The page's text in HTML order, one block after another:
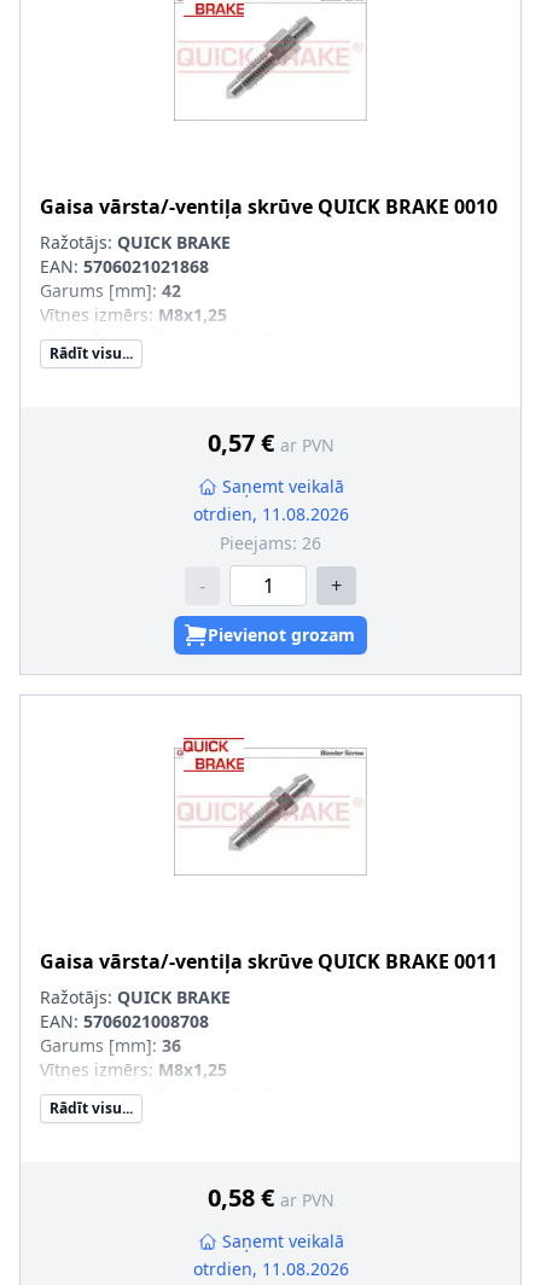
Gaisa vārsta/-ventiļa skrūve QUICK BRAKE 0010
Ražotājs: QUICK BRAKE
EAN: 5706021021868
Garums [mm]: 42
Vītnes izmērs: M8x1,25
Uzgriežņu atslēgas izmērs
Vītnes veids:
Rādīt visu...
0,57 € ar PVN
Saņemt veikalā
otrdien, 11.08.2026
Pieejams: 26
- +
Pievienot grozam
Gaisa vārsta/-ventiļa skrūve QUICK BRAKE 0011
Ražotājs: QUICK BRAKE
EAN: 5706021008708
Garums [mm]: 36
Vītnes izmērs: M8x1,25
Uzgriežņu atslēgas izmērs
Vītnes veids:
Rādīt visu...
0,58 € ar PVN
Saņemt veikalā
otrdien, 11.08.2026